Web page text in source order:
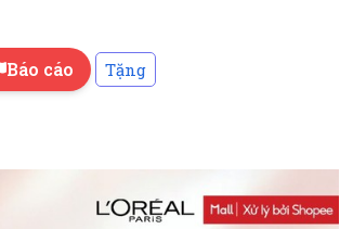
Báo cáo Tặng